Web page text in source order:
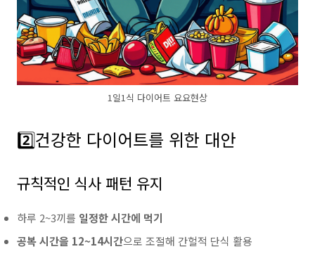
1일1식 다이어트 요요현상
2️⃣건강한 다이어트를 위한 대안
규칙적인 식사 패턴 유지
하루 2~3끼를 일정한 시간에 먹기
공복 시간을 12~14시간으로 조절해 간헐적 단식 활용